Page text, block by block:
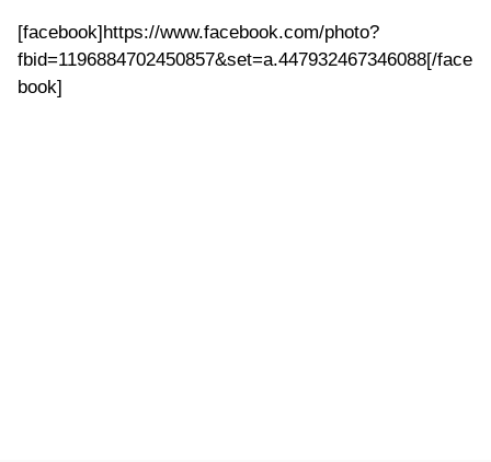
[facebook]https://www.facebook.com/photo?
fbid=1196884702450857&set=a.447932467346088[/face
book]